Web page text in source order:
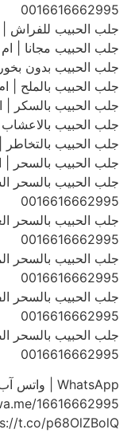
0016616662995
جلب الحبيب للفراش | ام روضة
جلب الحبيب مجانا | ام روضة
جلب الحبيب بدون بخور | ام
جلب الحبيب بالملح | ام روضة
جلب الحبيب بالسكر | ام روضة
جلب الحبيب بالاعشاب | ام
جلب الحبيب بالتخاطر | ام
جلب الحبيب بالسحر | ام روضة
جلب الحبيب بالسحر
0016616662995
جلب الحبيب بالسحر
0016616662995
جلب الحبيب بالسحر
0016616662995
جلب الحبيب بالسحر
0016616662995
جلب الحبيب بالسحر
0016616662995
WhatsApp | واتس آب
16616662995
t.co/p68OlZBolQ